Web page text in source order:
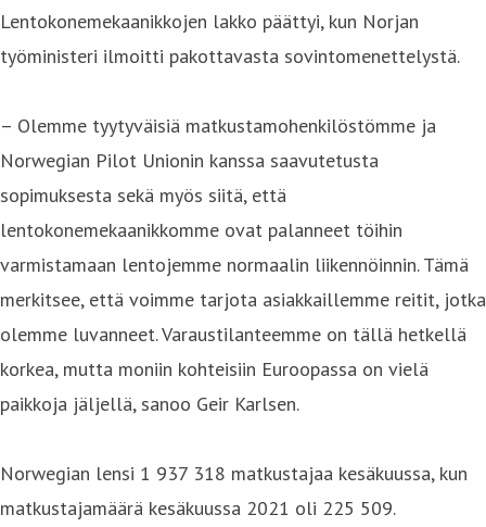
Lentokonemekaanikkojen lakko päättyi, kun Norjan
työministeri ilmoitti pakottavasta sovintomenettelystä.
– Olemme tyytyväisiä matkustamohenkilöstömme ja
Norwegian Pilot Unionin kanssa saavutetusta
sopimuksesta sekä myös siitä, että
lentokonemekaanikkomme ovat palanneet töihin
varmistamaan lentojemme normaalin liikennöinnin. Tämä
merkitsee, että voimme tarjota asiakkaillemme reitit, jotka
olemme luvanneet. Varaustilanteemme on tällä hetkellä
korkea, mutta moniin kohteisiin Euroopassa on vielä
paikkoja jäljellä, sanoo Geir Karlsen.
Norwegian lensi 1 937 318 matkustajaa kesäkuussa, kun
matkustajamäärä kesäkuussa 2021 oli 225 509.